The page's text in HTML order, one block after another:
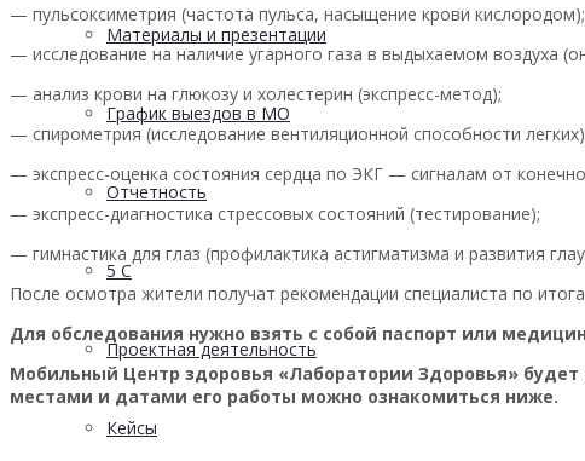
Материалы и презентации
График выездов в МО
Отчетность
5 С
Проектная деятельность
Кейсы
— пульсоксиметрия (частота пульса, насыщение крови кислородом);
— исследование на наличие угарного газа в выдыхаемом воздуха
— анализ крови на глюкозу и холестерин (экспресс-метод);
— спирометрия (исследование вентиляционной способности
— экспресс-оценка состояния сердца по ЭКГ — сигналам от
— экспресс-диагностика стрессовых состояний (тестирование);
— гимнастика для глаз (профилактика астигматизма и развития
После осмотра жители получат рекомендации специалиста по
Для обследования нужно взять с собой паспорт или
Мобильный Центр здоровья «Лаборатории Здоровья» будет
местами и датами его работы можно ознакомиться ниже.